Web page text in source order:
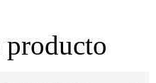
producto